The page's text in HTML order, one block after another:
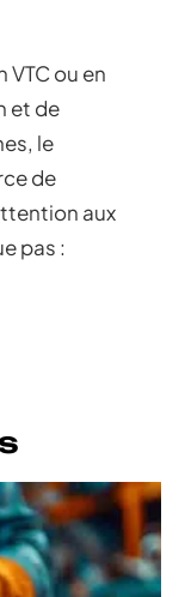
VTC ou en
et de
le
de
aux
pas :